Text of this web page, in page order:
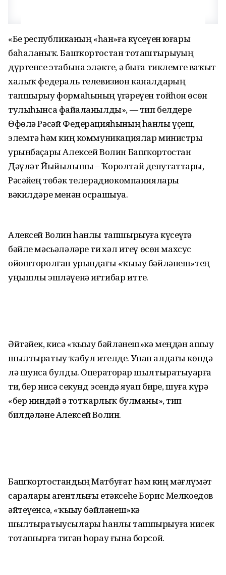
«Беҙ республиканың «һан»ға күсеүен юғары
баһаланыҡ. Башҡортостан тоташтырыуҙың
дүртенсе этабына эләкте, ә быға тиклемге ваҡыт
халыҡ федераль телевизион каналдарҙың
тапшырыу формаһының үҙгәреүен тойһон өсөн
тулыһынса файҙаланылды», — тип белдерҙе
Өфөлә Рәсәй Федерацияһының һанлы үҫеш,
элемтә һәм киң коммуникациялар министры
урынбаҫары Алексей Волин Башҡортостан
Дәүләт Йыйылышы – Ҡоролтай депутаттары,
Рәсәйҙең төбәк телерадиокомпаниялары
вәкилдәре менән осрашыуҙа.
Алексей Волин һанлы тапшырыуға күсеүгә
бәйле мәсьәләләрҙе тиҙ хәл итеү өсөн махсус
ойошторолған урындағы «ҡыҙыу бәйләнеш»тең
уңышлы эшләүенә иғтибар итте.
Әйтәйек, кисә «ҡыҙыу бәйләнеш»кә меңдән ашыу
шылтыратыу ҡабул ителде. Унан алдағы көндә
лә шунса булды. Операторҙар шылтыратыуҙарға
тиҙ, бер нисә секунд эсендә яуап бирҙе, шуға күрә
«бер ниндәй ҙә тотҡарлыҡ булманы», тип
билдәләне Алексей Волин.
Башҡортостандың Матбуғат һәм киң мәғлүмәт
саралары агентлығы етәксеһе Борис Мелкоедов
әйтеүенсә, «ҡыҙыу бәйләнеш»кә
шылтыратыусыларҙы һанлы тапшырыуға нисек
тоташырға тигән һорау ғына борсой.